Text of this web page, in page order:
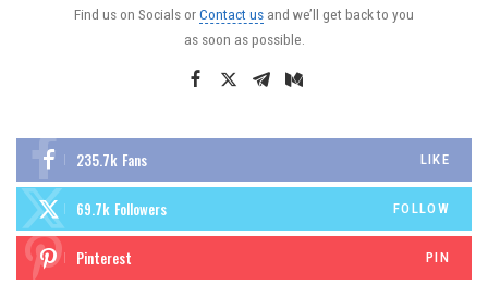
Find us on Socials orContact us and we’ll get back to you
as soon as possible.
235.7k Fans LIKE
69.7k Followers FOLLOW
Pinterest PIN